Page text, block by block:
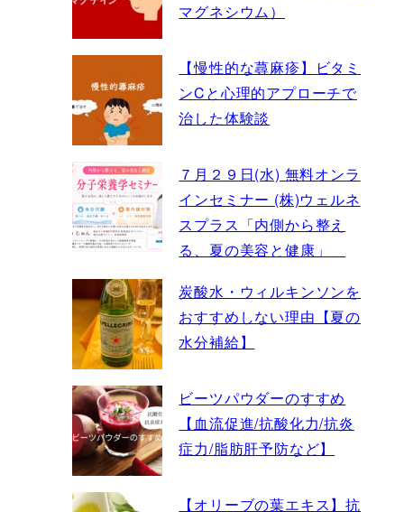
マグネシウム）
【慢性的な蕁麻疹】ビタミ
ンCと心理的アプローチで
治した体験談
７月２９日(水) 無料オンラ
インセミナー (株)ウェルネ
スプラス「内側から整え
る、夏の美容と健康」
炭酸水・ウィルキンソンを
おすすめしない理由【夏の
水分補給】
ビーツパウダーのすすめ
【血流促進/抗酸化力/抗炎
症力/脂肪肝予防など】
【オリーブの葉エキス】抗